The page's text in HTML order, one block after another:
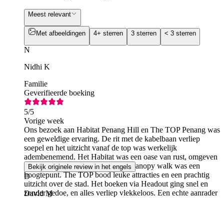
Meest relevant
Met afbeeldingen 4+ sterren 3 sterren < 3 sterren
N
Nidhi K
Familie
Geverifieerde boeking
5/5
Vorige week
Ons bezoek aan Habitat Penang Hill en The TOP Penang was
een geweldige ervaring. De rit met de kabelbaan verliep
soepel en het uitzicht vanaf de top was werkelijk
adembenemend. Het Habitat was een oase van rust, omgeven
door weelderig regenwoud, en de canopy walk was een
hoogtepunt. The TOP bood leuke attracties en een prachtig
uitzicht over de stad. Het boeken via Headout ging snel en
zonder gedoe, en alles verliep vlekkeloos. Een echte aanrader
Bekijk originele review in het engels
D
David M